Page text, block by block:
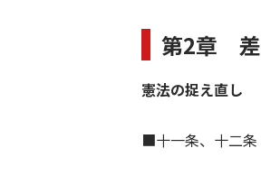
第2章 差
憲法の捉え直し
■十一条、十二条